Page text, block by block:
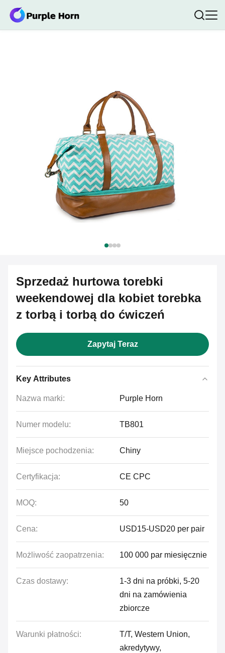
Sprzedaż hurtowa torebki
weekendowej dla kobiet torebka
z torbą i torbą do ćwiczeń
Zapytaj Teraz
Key Attributes
Nazwa marki: Purple Horn
Numer modelu: TB801
Miejsce pochodzenia: Chiny
Certyfikacja: CE CPC
MOQ: 50
Cena: USD15-USD20 per pair
Możliwość zaopatrzenia: 100 000 par miesięcznie
Czas dostawy:
1-3 dni na próbki, 5-20
dni na zamówienia
zbiorcze
Warunki płatności:
T/T, Western Union,
akredytywy,